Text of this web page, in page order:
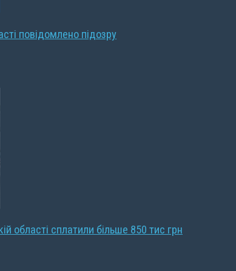
повідомлено підозру
області сплатили більше 850 тис грн